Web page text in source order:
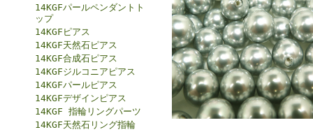
14KGFパールペンダントト
ップ
14KGFピアス
14KGF天然石ピアス
14KGF合成石ピアス
14KGFジルコニアピアス
14KGFパールピアス
14KGFデザインピアス
14KGF 指輪リングパーツ
14KGF天然石リング指輪